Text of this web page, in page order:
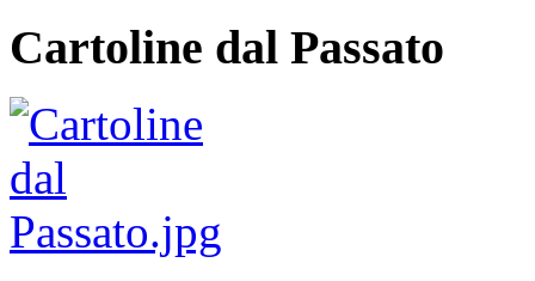
Cartoline dal Passato